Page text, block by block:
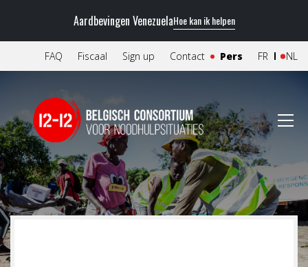
Aardbevingen VenezuelaHoe kan ik helpen
FAQ Fiscaal Sign up Contact Pers NL
FR